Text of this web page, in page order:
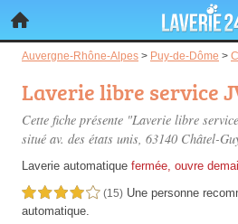
Auvergne-Rhône-Alpes > Puy-de-Dôme >
Laverie libre service
Cette fiche présente "Laverie libre
situé av. des états unis, 63140 Châtel-
Laverie automatique fermée, ouvre
4,0 étoiles sur 5 (15) Une personne
automatique.